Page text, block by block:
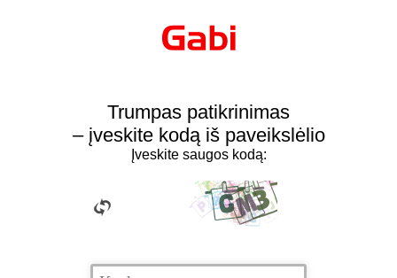
Trumpas patikrinimas
– įveskite kodą iš paveikslėlio
Įveskite saugos kodą: